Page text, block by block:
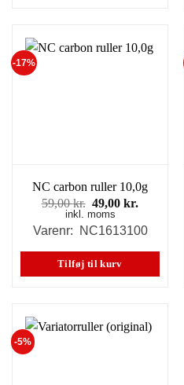
-17%
NC carbon ruller 10,0g
59,00kr. Den
oprindelige
pris
59,00 kr..
49,00kr.
pris
49,00 kr..
inkl. moms
Varenr: NC1613100
Tilføj til kurv
-5%